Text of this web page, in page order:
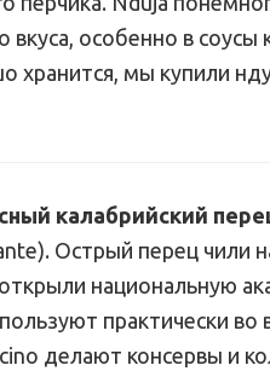
особенно в соусы
мы купили
калабрийский
Острый перец чили
национальную
практически во
делают консервы и